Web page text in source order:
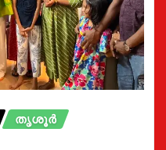
തൃശൂർ